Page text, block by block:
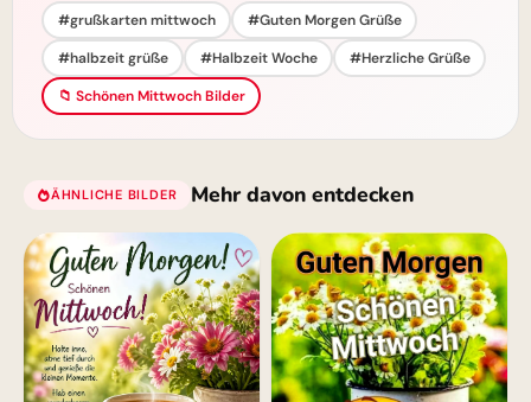
#grußkarten mittwoch
#Guten Morgen Grüße
#halbzeit grüße
#Halbzeit Woche
#Herzliche Grüße
📁 Schönen Mittwoch Bilder
ÄHNLICHE BILDER Mehr davon entdecken